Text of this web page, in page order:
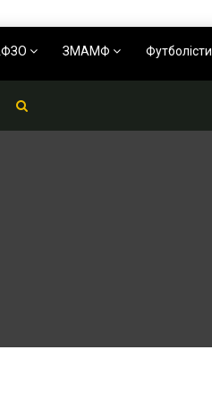
ЗМАМФ Футболісти